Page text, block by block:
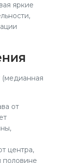
яркие
от
центра,
половине